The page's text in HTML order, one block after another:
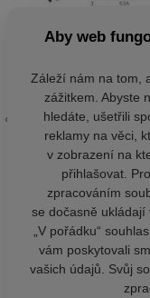
Aby web
Záleží nám na tom,
zážitkem. Abyste
hledáte, ušetřili
reklamy na věci,
v zobrazení na
přihlašovat.
zpracováním
se dočasně
„V pořádku“
vám poskytovali
vašich údajů. Svůj